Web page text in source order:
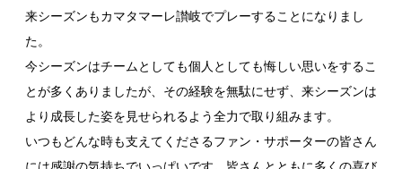
来シーズンもカマタマーレ讃岐でプレーすることになりまし
た。
今シーズンはチームとしても個人としても悔しい思いをするこ
とが多くありましたが、その経験を無駄にせず、来シーズンは
より成長した姿を見せられるよう全力で取り組みます。
いつもどんな時も支えてくださるファン・サポーターの皆さん
には感謝の気持ちでいっぱいです。皆さんとともに多くの喜び